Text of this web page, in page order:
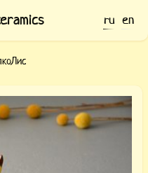
ru en
БелкоЛис